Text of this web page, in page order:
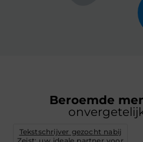
Beroemde
Tekstschrijver gezocht nabij